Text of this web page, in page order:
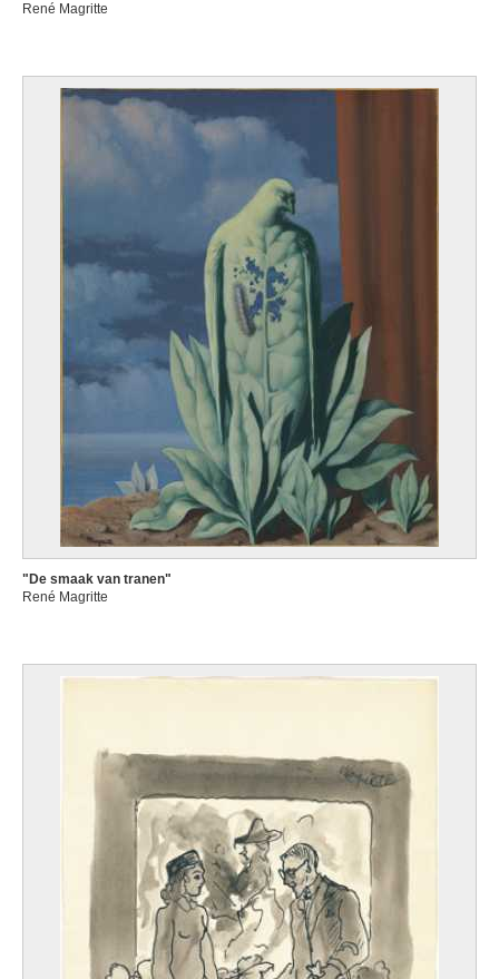
René Magritte
"De smaak van tranen"
René Magritte